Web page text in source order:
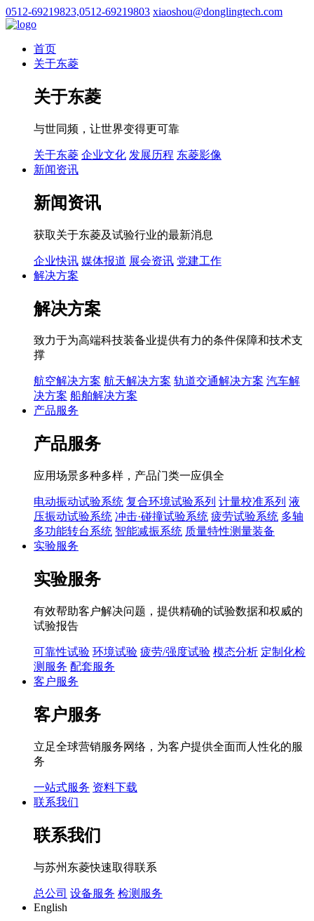
0512-69219823,0512-69219803 xiaoshou@donglingtech.com
首页
关于东菱
关于东菱
与世同频，让世界变得更可靠
关于东菱 企业文化 发展历程 东菱影像
新闻资讯
新闻资讯
获取关于东菱及试验行业的最新消息
企业快讯 媒体报道 展会资讯 党建工作
解决方案
解决方案
致力于为高端科技装备业提供有力的条件保障和技术支
撑
航空解决方案 航天解决方案 轨道交通解决方案 汽车解
决方案 船舶解决方案
产品服务
产品服务
应用场景多种多样，产品门类一应俱全
电动振动试验系统 复合环境试验系列 计量校准系列 液
压振动试验系统 冲击·碰撞试验系统 疲劳试验系统 多轴
多功能转台系统 智能减振系统 质量特性测量装备
实验服务
实验服务
有效帮助客户解决问题，提供精确的试验数据和权威的
试验报告
可靠性试验 环境试验 疲劳/强度试验 模态分析 定制化检
测服务 配套服务
客户服务
客户服务
立足全球营销服务网络，为客户提供全面而人性化的服
务
一站式服务 资料下载
联系我们
联系我们
与苏州东菱快速取得联系
总公司 设备服务 检测服务
English